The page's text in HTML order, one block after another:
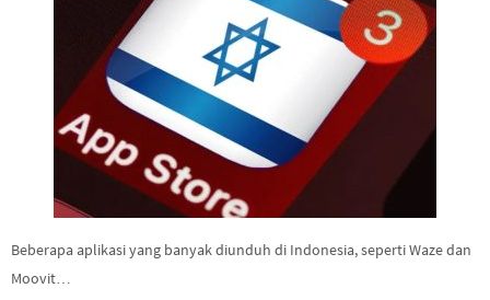
Beberapa aplikasi yang banyak diunduh di Indonesia, seperti Waze dan
Moovit…